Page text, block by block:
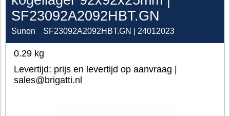
SF23092A2092HBT.GN
Sunon SF23092A2092HBT.GN | 24012023
0.29 kg
Levertijd: prijs en levertijd op aanvraag |
sales@brigatti.nl